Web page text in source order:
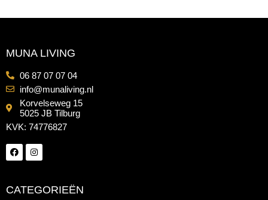
MUNA LIVING
06 87 07 07 04
info@munaliving.nl
Korvelseweg 15
5025 JB Tilburg
KVK: 74776827
CATEGORIEËN